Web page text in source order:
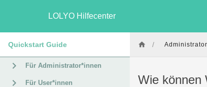
LOLYO Hilfecenter
Quickstart Guide
Für Administrator*innen
Für User*innen
/
Wie können